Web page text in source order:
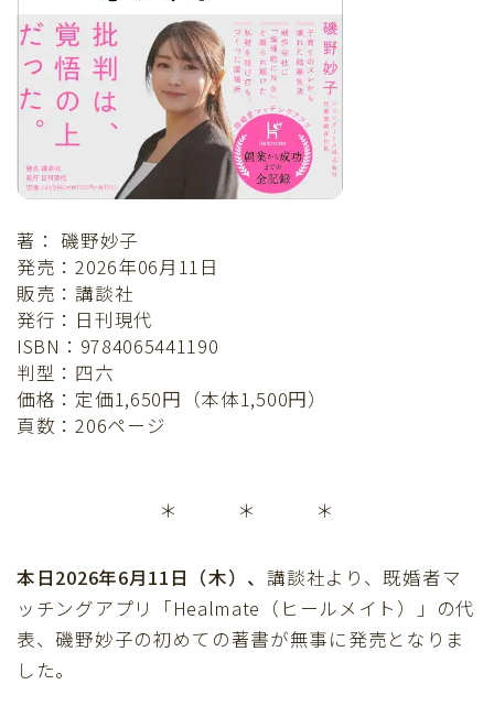
著： 磯野妙子
発売：2026年06月11日
販売：講談社
発行：日刊現代
ISBN：9784065441190
判型：四六
価格：定価1,650円（本体1,500円）
頁数：206ページ
＊ ＊ ＊
本日2026年6月11日（木）、講談社より、既婚者マ
ッチングアプリ「Healmate（ヒールメイト）」の代
表、磯野妙子の初めての著書が無事に発売となりま
した。